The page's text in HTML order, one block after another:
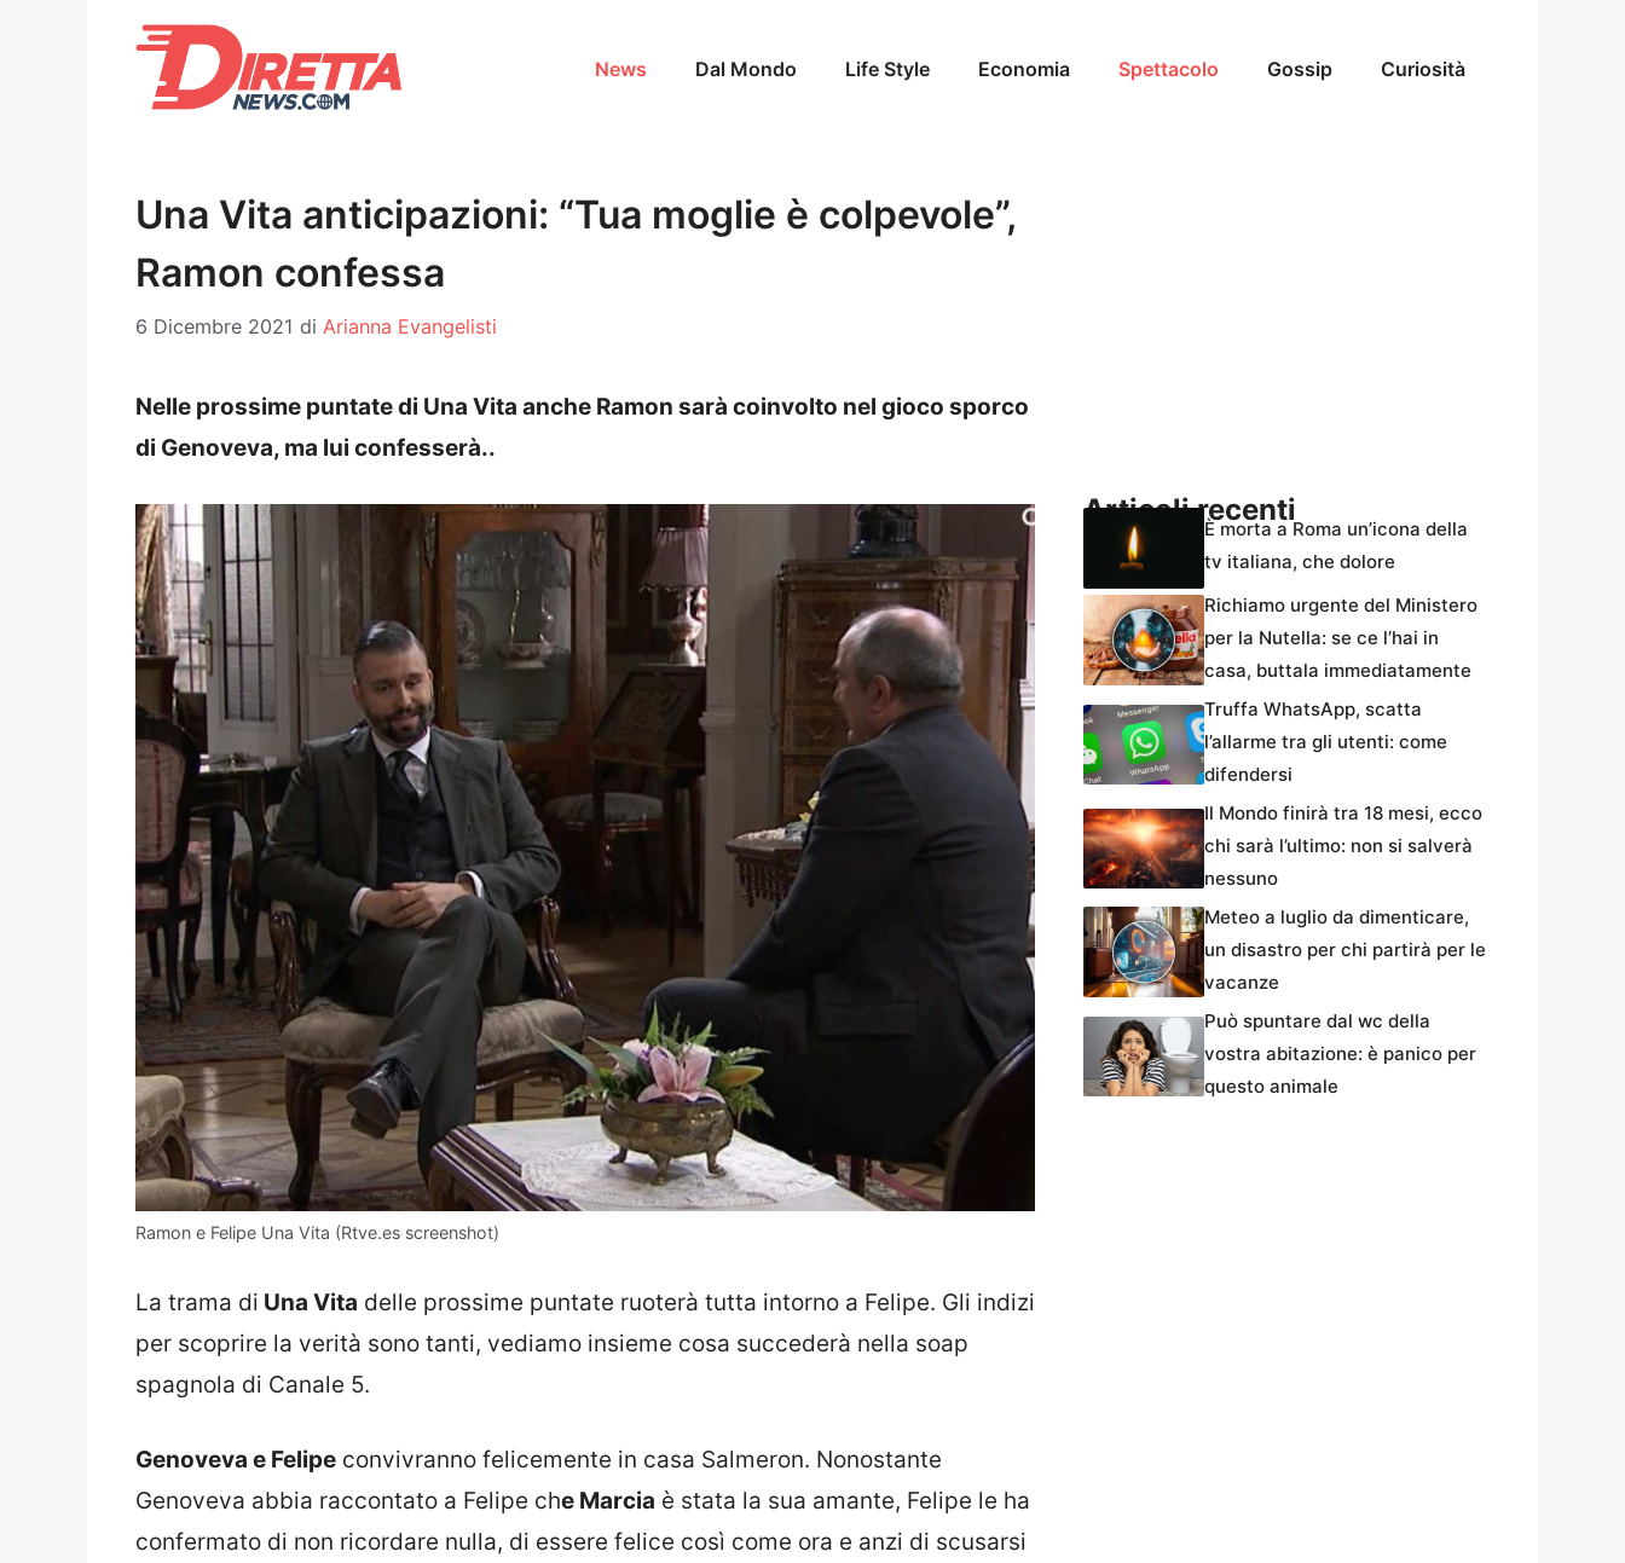
News Dal Mondo Life Style Economia Spettacolo Gossip Curiosità
Una Vita anticipazioni: “Tua moglie è colpevole”,
Ramon confessa
6 Dicembre 2021 di Arianna Evangelisti
Nelle prossime puntate di Una Vita anche Ramon sarà coinvolto nel gioco sporco
di Genoveva, ma lui confesserà..
Ramon e Felipe Una Vita (Rtve.es screenshot)
La trama di Una Vita delle prossime puntate ruoterà tutta intorno a Felipe. Gli indizi
per scoprire la verità sono tanti, vediamo insieme cosa succederà nella soap
spagnola di Canale 5.
Genoveva e Felipe convivranno felicemente in casa Salmeron. Nonostante
Genoveva abbia raccontato a Felipe che Marcia è stata la sua amante, Felipe le ha
confermato di non ricordare nulla, di essere felice così come ora e anzi di scusarsi
Articoli recenti
È morta a Roma un’icona della
tv italiana, che dolore
Richiamo urgente del Ministero
per la Nutella: se ce l’hai in
casa, buttala immediatamente
Truffa WhatsApp, scatta
l’allarme tra gli utenti: come
difendersi
Il Mondo finirà tra 18 mesi, ecco
chi sarà l’ultimo: non si salverà
nessuno
Meteo a luglio da dimenticare,
un disastro per chi partirà per le
vacanze
Può spuntare dal wc della
vostra abitazione: è panico per
questo animale